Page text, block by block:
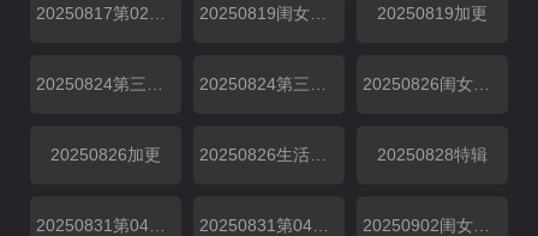
20250819闺女超有料 20250819加更
20250826闺女超有料
20250826加更 20250826生活直播 20250828特辑
20250831第04期下 20250902闺女超有料